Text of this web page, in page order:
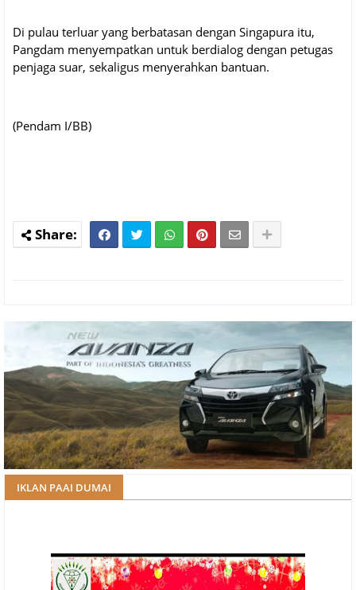
Di pulau terluar yang berbatasan dengan Singapura itu,
Pangdam menyempatkan untuk berdialog dengan petugas
penjaga suar, sekaligus menyerahkan bantuan.
(Pendam I/BB)
IKLAN PAAI DUMAI